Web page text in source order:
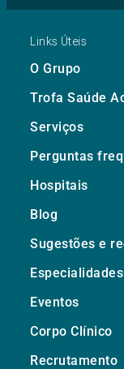
Links Úteis
O Grupo
Trofa Saúde
Serviços
Perguntas
Hospitais
Blog
Sugestões e
Especialidades
Eventos
Corpo Clínico
Recrutamento